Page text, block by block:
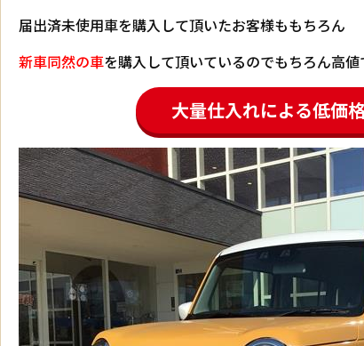
届出済未使用車を購入して頂いたお客様ももちろん
新車同然の車を購入して頂いているのでもちろん高値
大量仕入れによる低価